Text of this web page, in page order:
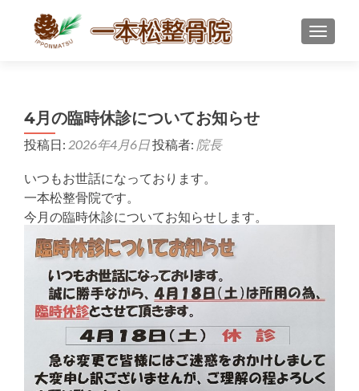
ナビゲ
4月の臨時休診についてお知らせ
投稿日: 2026年4月6日投稿者: 院長
いつもお世話になっております。
一本松整骨院です。
今月の臨時休診についてお知らせします。